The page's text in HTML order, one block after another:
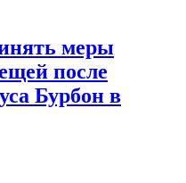
меры
после
Бурбон в